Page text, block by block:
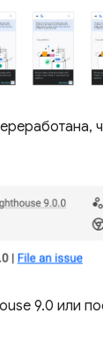
9.0 или